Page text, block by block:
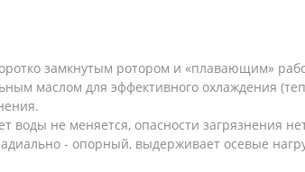
замкнутым ротором и «плавающим»
маслом для эффективного охлаждения
не меняется, опасности загрязнения
- опорный, выдерживает осевые